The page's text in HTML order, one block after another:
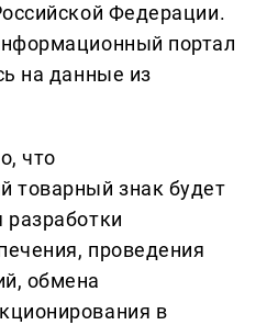
Федерации.
портал
на данные из
что
товарный знак будет
разработки
проведения
обмена
в